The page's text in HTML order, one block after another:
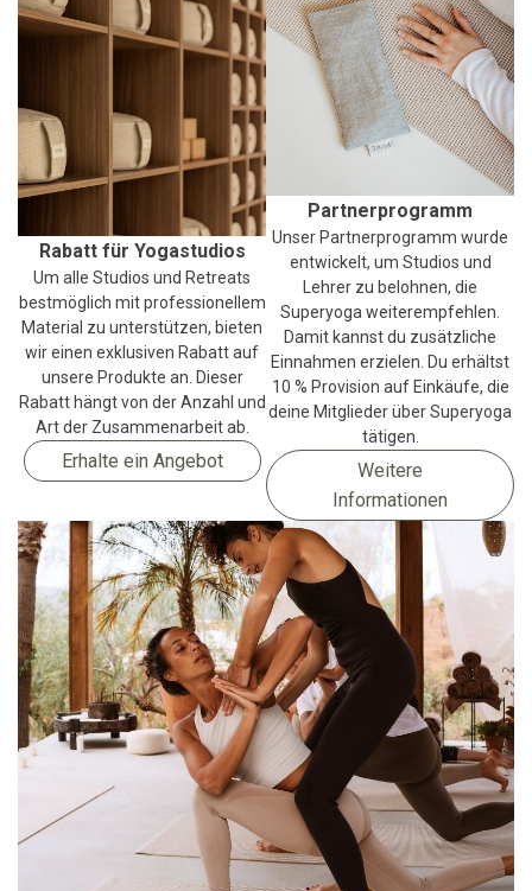
Rabatt für Yogastudios
Um alle Studios und Retreats
bestmöglich mit professionellem
Material zu unterstützen, bieten
wir einen exklusiven Rabatt auf
unsere Produkte an. Dieser
Rabatt hängt von der Anzahl und
Art der Zusammenarbeit ab.
Erhalte ein Angebot
Partnerprogramm
Unser Partnerprogramm wurde
entwickelt, um Studios und
Lehrer zu belohnen, die
Superyoga weiterempfehlen.
Damit kannst du zusätzliche
Einnahmen erzielen. Du erhältst
10 % Provision auf Einkäufe, die
deine Mitglieder über Superyoga
tätigen.
Weitere
Informationen